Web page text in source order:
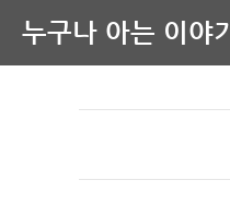
누구나 아는 이야기